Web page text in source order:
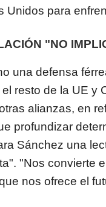
Unidos para
"NO
una defensa
resto de la UE y
alianzas, en
profundizar
Sánchez una
"Nos convierte
nos ofrece el